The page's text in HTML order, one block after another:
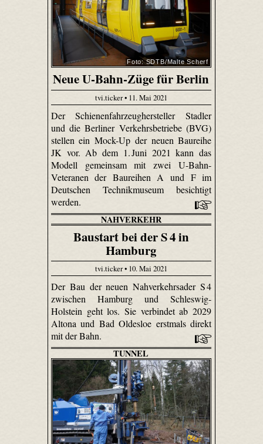
Foto: SDTB/Malte Scherf
Neue U-Bahn-Züge für Berlin
tvi.ticker • 11. Mai 2021
Der Schienenfahrzeughersteller Stadler
und die Berliner Verkehrsbetriebe (BVG)
stellen ein Mock-Up der neuen Baureihe
JK vor. Ab dem 1. Juni 2021 kann das
Modell gemeinsam mit zwei U-Bahn-
Veteranen der Baureihen A und F im
Deutschen Technikmuseum besichtigt
werden.
NAHVERKEHR
Baustart bei der S 4 in
Hamburg
tvi.ticker • 10. Mai 2021
Der Bau der neuen Nahverkehrsader S 4
zwischen Hamburg und Schleswig-
Holstein geht los. Sie verbindet ab 2029
Altona und Bad Oldesloe erstmals direkt
mit der Bahn.
TUNNEL